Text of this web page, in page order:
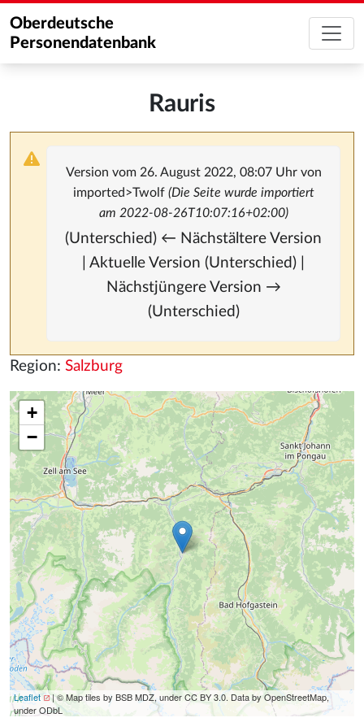
Oberdeutsche
Personendatenbank
Rauris
Version vom 26. August 2022, 08:07 Uhr von
imported>Twolf (Die Seite wurde importiert
am 2022-08-26T10:07:16+02:00)
(Unterschied) ← Nächstältere Version
| Aktuelle Version (Unterschied) |
Nächstjüngere Version →
(Unterschied)
Region: Salzburg
+
−
Leaflet
| © Map tiles by BSB MDZ, under CC BY 3.0. Data by OpenStreetMap,
under ODbL